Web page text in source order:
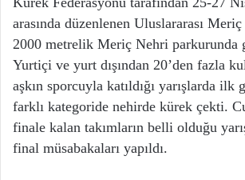
arasında düzenlenen Uluslararası
2000 metrelik Meriç Nehri parkurunda
Yurtiçi ve yurt dışından 20’den fazla
aşkın sporcuyla katıldığı yarışlarda ilk
farklı kategoride nehirde kürek çekti.
finale kalan takımların belli olduğu
final müsabakaları yapıldı.